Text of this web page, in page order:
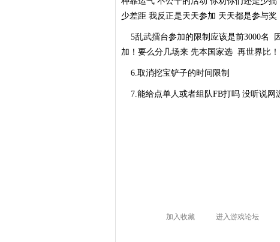
少差距 我反正是天天参加 天天都是参与
5乱武擂台参加的限制应该是前3000名
加！要么分几场来 先本国家选 再世界比！
6.取消挖宝铲子的时间限制
7.能给点单人或者组队FB打吗 没听说网
加入收藏 进入游戏论坛